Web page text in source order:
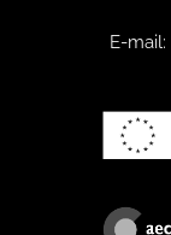
E-mail: